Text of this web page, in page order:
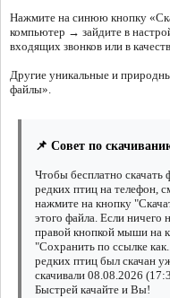
Нажмите на синюю кнопку
компьютер → зайдите в
входящих звонков или в
Другие уникальные и
файлы».
📌 Совет по
Чтобы бесплатно
редких птиц на телефон,
нажмите на кнопку
этого файла. Если ничего
правой кнопкой мыши на
"Сохранить по ссылке
редких птиц был скачан
скачивали 08.08.2026
Быстрей качайте и Вы!